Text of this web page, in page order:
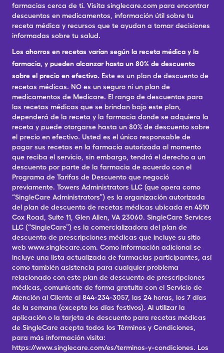
farmacias cerca de ti. Visita singlecare.com para encontrar
descuentos en medicamentos, información útil sobre tu
receta médica y recursos que te ayudan a tomar decisiones
informadas sobre tu salud.
Los ahorros en recetas varían según la receta médica y la
farmacia, y pueden alcanzar hasta un 80% de descuento
sobre el precio en efectivo. Este es un plan de descuento de
recetas médicas. NO es un seguro ni un plan de
medicamentos de Medicare. El rango de descuentos para
las recetas médicas que se brindan bajo este plan,
dependerá de la receta y la farmacia donde se adquiera la
receta y puede otorgarse hasta un 80% de descuento sobre
el precio en efectivo. Usted es el único responsable de
pagar sus recetas en la farmacia autorizada al momento
que reciba el servicio, sin embargo, tendrá el derecho a un
descuento por parte de la farmacia de acuerdo con el
Programa de Tarifas de Descuento que negoció
previamente. Towers Administrators LLC (que opera como
“SingleCare Administrators”) es la organización autorizada
del plan de descuento de recetas médicas ubicada en 4510
Cox Road, Suite 11, Glen Allen, VA 23060. SingleCare Services
LLC (“SingleCare”) es la comercializadora del plan de
descuento de prescripciones médicas que incluye su sitio
web www.singlecare.com. Como información adicional se
incluye una lista actualizada de farmacias participantes, así
como también asistencia para cualquier problema
relacionado con este plan de descuento de prescripciones
médicas, comunícate de forma gratuita con el Servicio de
Atención al Cliente al 844-234-3057, las 24 horas, los 7 días
de la semana (excepto los días festivos). Al utilizar la
aplicación o la tarjeta de descuento para recetas médicas
de SingleCare acepta todos los Términos y Condiciones,
para más información visita:
https://www.singlecare.com/es/terminos-y-condiciones. Los